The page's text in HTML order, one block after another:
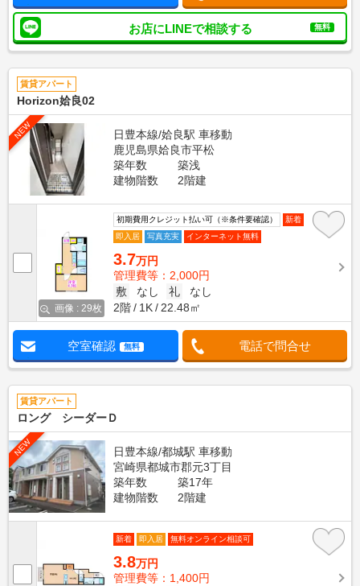
お店にLINEで相談する 無料
賃貸アパート
Horizon姶良02
NEW
日豊本線/姶良駅 車移動
鹿児島県姶良市平松
築年数
築浅
建物階数
2階建
画像 : 29枚
初期費用クレジット払い可（※条件要確認）
新着
即入居
写真充実 インターネット無料
3.7万円
管理費等：2,000円
敷
なし 礼
なし
2階
1K 22.48㎡
空室確認 無料 電話で問合せ
賃貸アパート
ロング シーダーＤ
NEW
日豊本線/都城駅 車移動
宮崎県都城市郡元3丁目
築年数
築17年
建物階数
2階建
新着 即入居 無料オンライン相談可
3.8万円
管理費等：1,400円